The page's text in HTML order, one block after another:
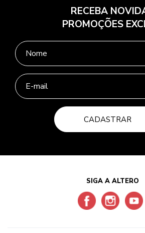
RECEBA
PROMOÇÕES
CADASTRAR
SIGA A ALTERO